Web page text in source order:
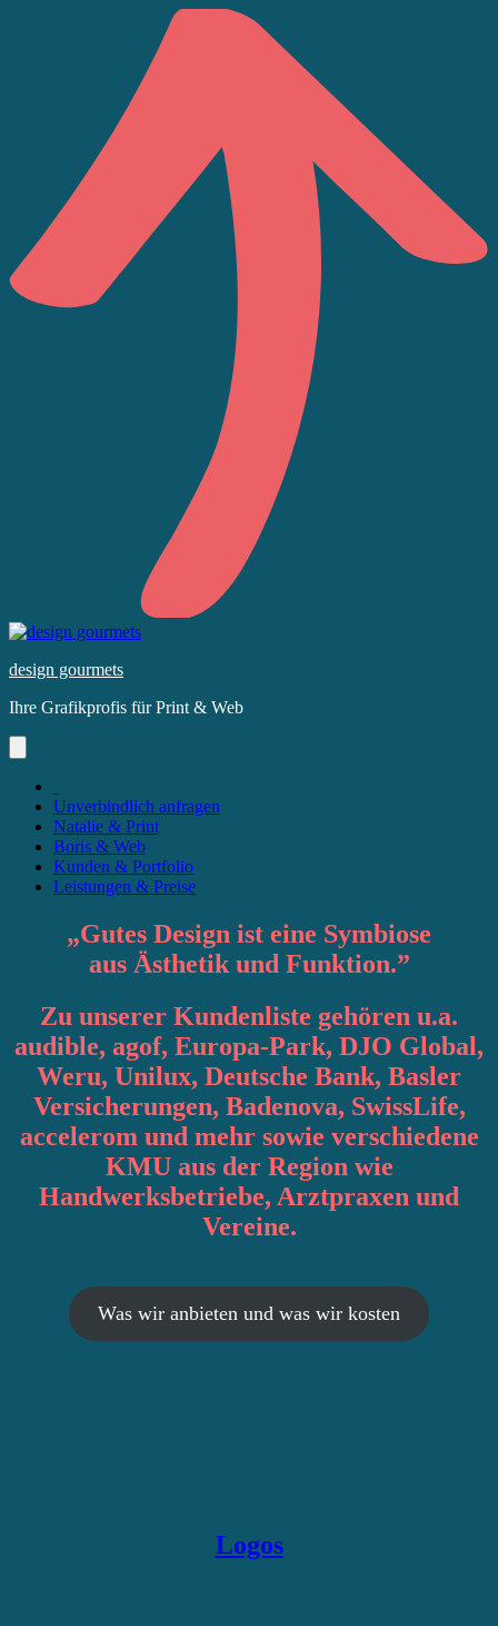
Skip
content
design gourmets
Ihre Grafikprofis für Print & Web
Unverbindlich anfragen
Natalie & Print
Boris & Web
Kunden & Portfolio
Leistungen & Preise
„Gutes Design ist eine Symbiose
aus Ästhetikund Funktion.”
Zu unserer Kundenliste gehören u.a.
audible, agof, Europa-Park, DJO Global,
Weru, Unilux, Deutsche Bank, Basler
Versicherungen, Badenova, SwissLife,
accelerom und mehr sowie verschiedene
KMU aus der Region wie
Handwerksbetriebe, Arztpraxen und
Vereine.
Was wir anbieten und was wir kosten
Logos